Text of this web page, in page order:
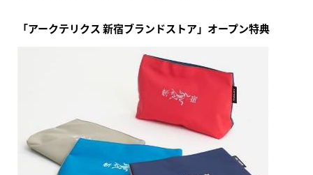
「アークテリクス 新宿ブランドストア」オープン特典